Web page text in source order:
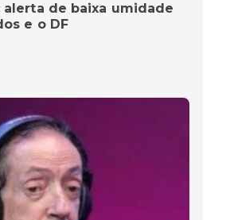
alerta de baixa umidade
e o DF